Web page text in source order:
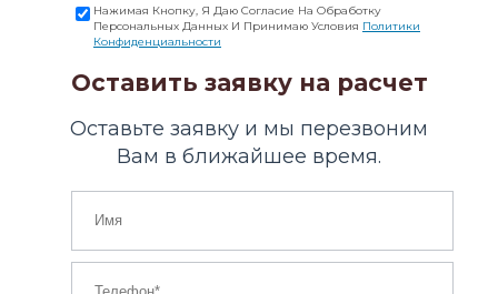
Нажимая Кнопку, Я Даю Согласие На Обработку
Персональных Данных И Принимаю Условия Политики
Конфиденциальности
Оставить заявку на расчет
Оставьте заявку и мы перезвоним
Вам в ближайшее время.